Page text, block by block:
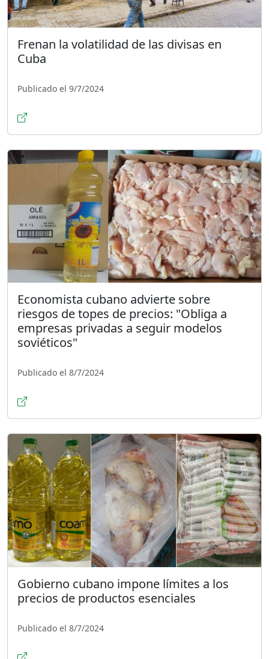
Frenan la volatilidad de las divisas en
Cuba
Publicado el 9/7/2024
Economista cubano advierte sobre
riesgos de topes de precios: "Obliga a
empresas privadas a seguir modelos
soviéticos"
Publicado el 8/7/2024
Gobierno cubano impone límites a los
precios de productos esenciales
Publicado el 8/7/2024